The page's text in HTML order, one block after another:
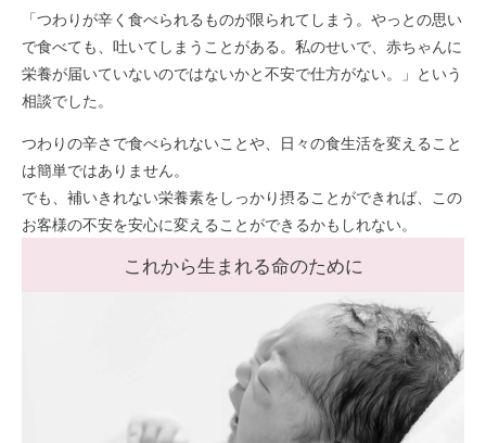
「つわりが辛く食べられるものが限られてしまう。やっとの思い
で食べても、吐いてしまうことがある。私のせいで、赤ちゃんに
栄養が届いていないのではないかと不安で仕方がない。」という
相談でした。
つわりの辛さで食べられないことや、日々の食生活を変えること
は簡単ではありません。
でも、補いきれない栄養素をしっかり摂ることができれば、この
お客様の不安を安心に変えることができるかもしれない。
これから生まれる命のために